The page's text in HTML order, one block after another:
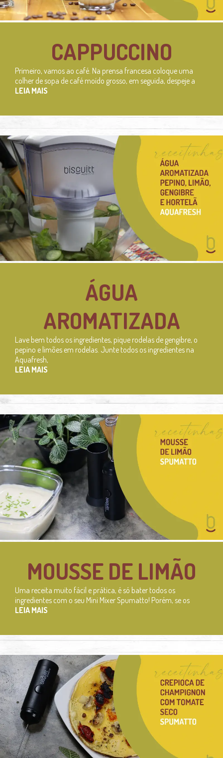
CAPPUCCINO
Primeiro, vamos ao café. Na prensa francesa coloque uma
colher de sopa de café moído grosso, em seguida, despeje a
LEIA MAIS
ÁGUA
AROMATIZADA
Lave bem todos os ingredientes, pique rodelas de gengibre, o
pepino e limões em rodelas. Junte todos os ingredientes na
Aquafresh,
LEIA MAIS
MOUSSE DE LIMÃO
Uma receita muito fácil e prática, é só bater todos os
ingredientes com o seu Mini Mixer Spumatto! Porém, se os
LEIA MAIS